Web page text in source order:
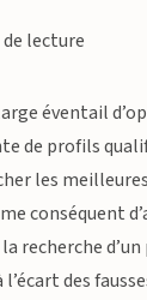
lecture
éventail
de profils
les
conséquent
recherche
des